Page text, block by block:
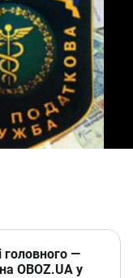
головного —
OBOZ.UA у